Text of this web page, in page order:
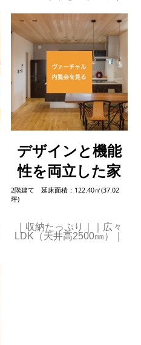
デザインと機能
性を両立した家
2階建て 延床面積：122.40㎡(37.02
坪)
｜収納たっぷり｜｜広々
LDK（天井高2500㎜）｜